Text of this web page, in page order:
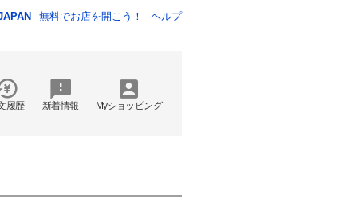
無料でお店を開こう！
ヘルプ
履歴 新着情報 Myショッピング